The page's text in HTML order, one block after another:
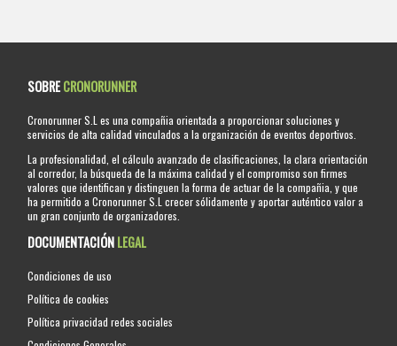
SOBRECRONORUNNER
Cronorunner S.L es una compañia orientada a proporcionar soluciones y
servicios de alta calidad vinculados a la organización de eventos deportivos.
La profesionalidad, el cálculo avanzado de clasificaciones, la clara orientación
al corredor, la búsqueda de la máxima calidad y el compromiso son firmes
valores que identifican y distinguen la forma de actuar de la compañia, y que
ha permitido a Cronorunner S.L crecer sólidamente y aportar auténtico valor a
un gran conjunto de organizadores.
DOCUMENTACIÓNLEGAL
Condiciones de uso
Política de cookies
Política privacidad redes sociales